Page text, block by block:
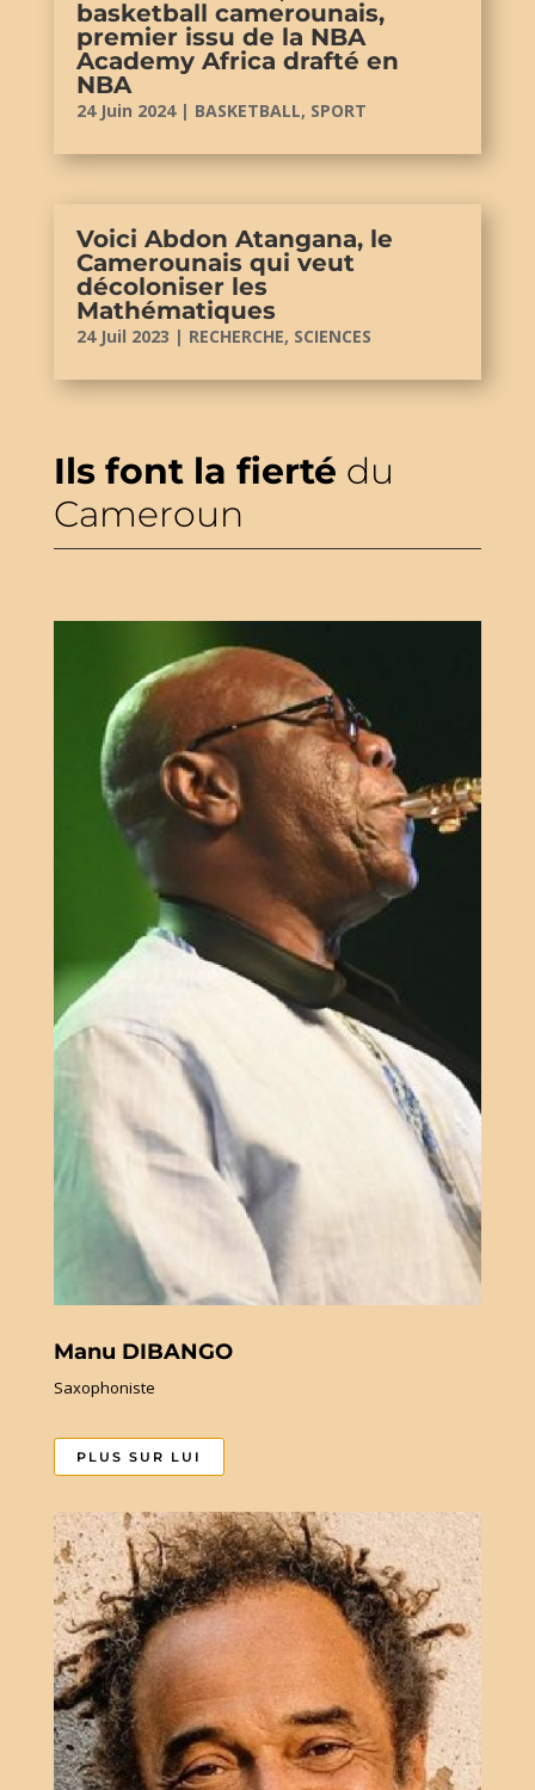
basketball camerounais,
premier issu de la NBA
Academy Africa drafté en
NBA
24 Juin 2024| BASKETBALL, SPORT
Voici Abdon Atangana, le
Camerounais qui veut
décoloniser les
Mathématiques
24 Juil 2023 | RECHERCHE, SCIENCES
Ils font la fierté du
Cameroun
Manu DIBANGO
Saxophoniste
PLUS SUR LUI